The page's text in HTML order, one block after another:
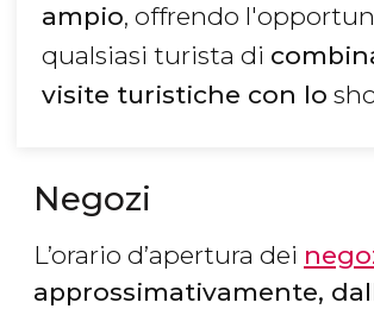
ampio, offrendo
qualsiasi turista di
visite turistiche con lo
Negozi
L’orario d’apertura dei
approssimativamente,